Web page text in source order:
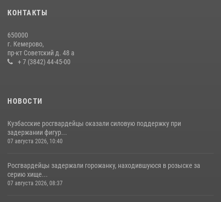
20 июля 2026, 08:52
детского дома в рамках всероссийской акции
20 июля 2026, 10:54
КОНТАКТЫ
650000
г. Кемерово,
пр-кт Советский д. 48 а
+ 7 (3842) 44-45-00
НОВОСТИ
Кузбасские росгвардейцы оказали силовую поддержку при
задержании фигур...
07 августа 2026, 10:40
Росгвардейцы задержали горожанку, находившуюся в розыске за
серию хище...
07 августа 2026, 08:37